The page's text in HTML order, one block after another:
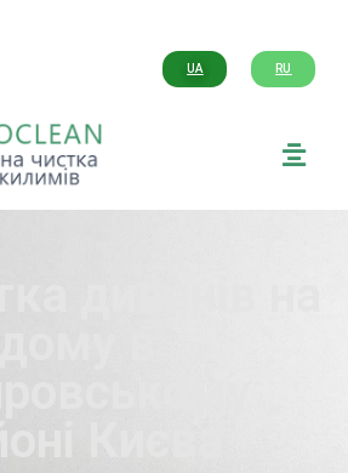
UA RU
Києва